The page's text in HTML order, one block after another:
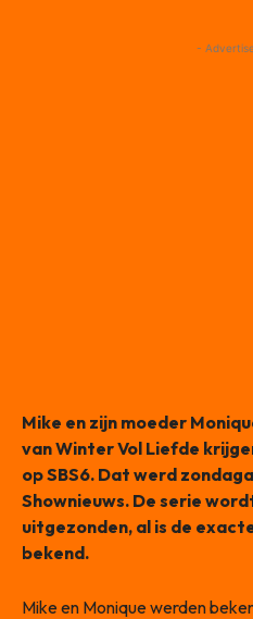
-
Mike en zijn moeder
van Winter Vol Liefde
op SBS6. Dat werd
Shownieuws. De serie
uitgezonden, al is de
bekend.
Mike en Monique werden